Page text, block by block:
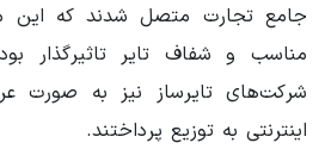
جامع تجارت متصل شدند که این
مناسب و شفاف تایر تاثیرگذار
شرکت‌های تایرساز نیز به
اینترنتی به توزیع پرداختند.